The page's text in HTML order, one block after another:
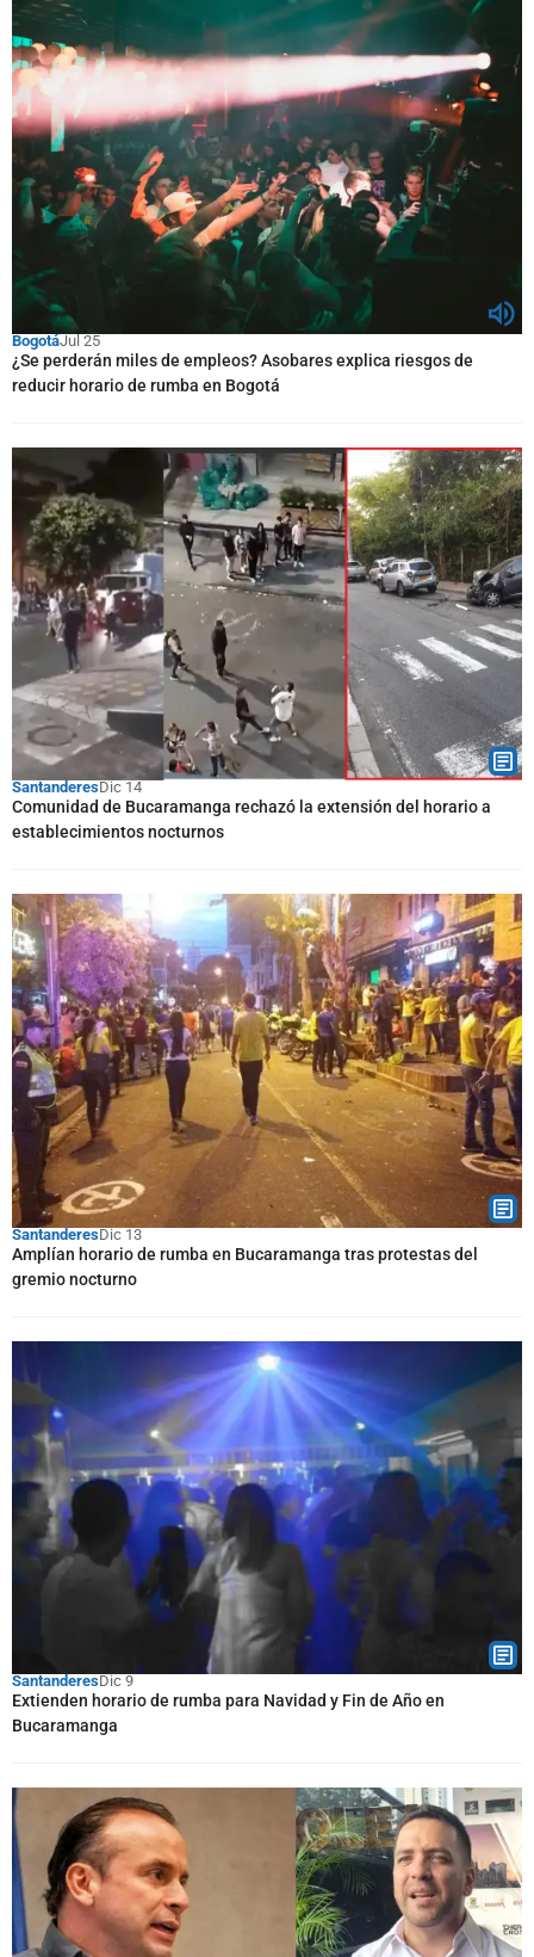
BogotáJul 25
¿Se perderán miles de empleos? Asobares explica riesgos de
reducir horario de rumba en Bogotá
SantanderesDic 14
Comunidad de Bucaramanga rechazó la extensión del horario a
establecimientos nocturnos
SantanderesDic 13
Amplían horario de rumba en Bucaramanga tras protestas del
gremio nocturno
SantanderesDic 9
Extienden horario de rumba para Navidad y Fin de Año en
Bucaramanga